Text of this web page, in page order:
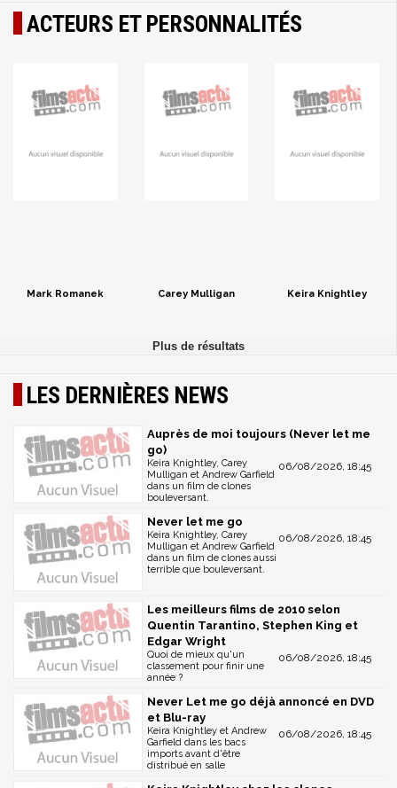
ACTEURS ET PERSONNALITÉS
Mark Romanek Carey Mulligan Keira Knightley
LES DERNIÈRES NEWS
Auprès de moi toujours (Never let me
go)
06/08/2026, 18:45
Keira Knightley, Carey
Mulligan et Andrew Garfield
dans un film de clones
bouleversant.
Never let me go
06/08/2026, 18:45
Keira Knightley, Carey
Mulligan et Andrew Garfield
dans un film de clones aussi
terrible que bouleversant.
Les meilleurs films de 2010 selon
Quentin Tarantino, Stephen King et
Edgar Wright
06/08/2026, 18:45
Quoi de mieux qu'un
classement pour finir une
année ?
Never Let me go déjà annoncé en DVD
et Blu-ray
06/08/2026, 18:45
Keira Knightley et Andrew
Garfield dans les bacs
imports avant d'être
distribué en salle